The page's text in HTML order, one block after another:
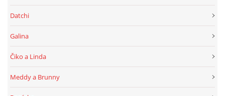
Datchi
Galina
Čiko a Linda
Meddy a Brunny